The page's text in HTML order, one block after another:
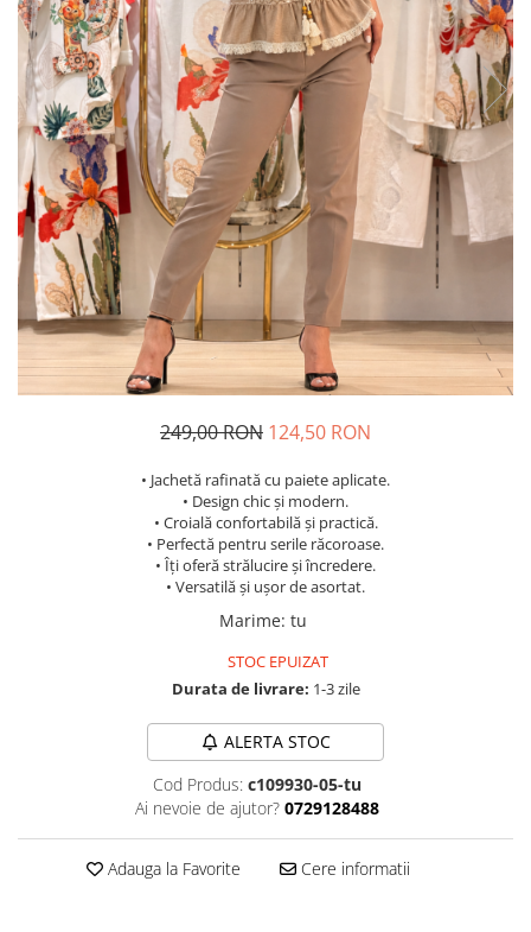
Costume de baie
249,00 RON 124,50 RON
• Jachetă rafinată cu paiete aplicate.
• Design chic și modern.
• Croială confortabilă și practică.
• Perfectă pentru serile răcoroase.
• Îți oferă strălucire și încredere.
• Versatilă și ușor de asortat.
Marime: tu
STOC EPUIZAT
Durata de livrare: 1-3 zile
ALERTA STOC
Cod Produs: c109930-05-tu
Ai nevoie de ajutor? 0729128488
Adauga la Favorite Cere informatii